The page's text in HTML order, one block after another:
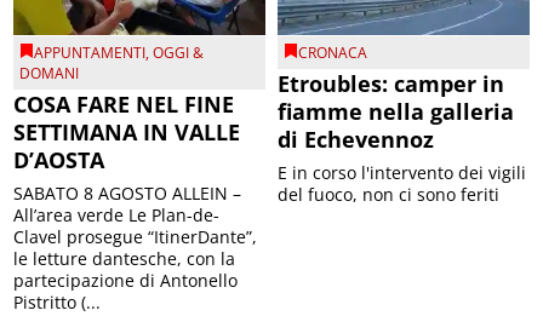
APPUNTAMENTI,OGGI &
DOMANI
COSA FARE NEL FINE
SETTIMANA IN VALLE
D’AOSTA
SABATO 8 AGOSTO ALLEIN –
All’area verde Le Plan-de-
Clavel prosegue “ItinerDante”,
le letture dantesche, con la
partecipazione di Antonello
Pistritto (...
CRONACA
Etroubles: camper in
fiamme nella galleria
di Echevennoz
E in corso l'intervento dei vigili
del fuoco, non ci sono feriti